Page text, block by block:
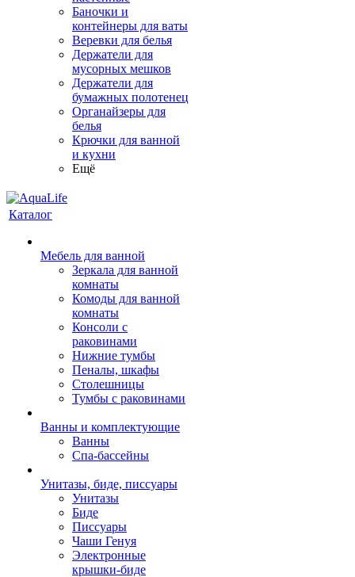
Баночки и
контейнеры для ваты
Веревки для белья
Держатели для
мусорных мешков
Держатели для
бумажных полотенец
Органайзеры для
белья
Крючки для ванной
и кухни
Ещё
Каталог
Мебель для ванной
Зеркала для ванной
комнаты
Комоды для ванной
комнаты
Консоли с
раковинами
Нижние тумбы
Пеналы, шкафы
Столешницы
Тумбы с раковинами
Ванны и комплектующие
Ванны
Спа-бассейны
Унитазы, биде, писсуары
Унитазы
Биде
Писсуары
Чаши Генуя
Электронные
крышки-биде